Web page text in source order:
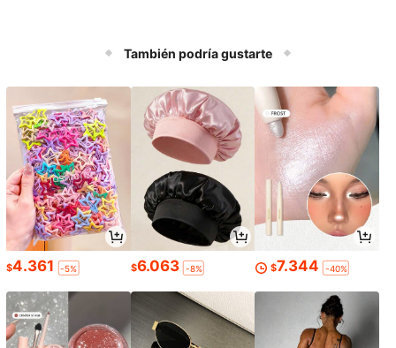
También podría gustarte
$4.361 -5% $6.063 -8% $7.344 -40%